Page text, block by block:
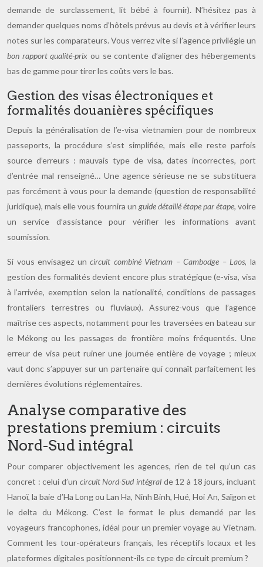
demande de surclassement, lit bébé à fournir). N’hésitez pas à
demander quelques noms d’hôtels prévus au devis et à vérifier leurs
notes sur les comparateurs. Vous verrez vite si l’agence privilégie un
bon rapport qualité-prix ou se contente d’aligner des hébergements
bas de gamme pour tirer les coûts vers le bas.
Gestion des visas électroniques et
formalités douanières spécifiques
Depuis la généralisation de l’e-visa vietnamien pour de nombreux
passeports, la procédure s’est simplifiée, mais elle reste parfois
source d’erreurs : mauvais type de visa, dates incorrectes, port
d’entrée mal renseigné… Une agence sérieuse ne se substituera
pas forcément à vous pour la demande (question de responsabilité
juridique), mais elle vous fournira un guide détaillé étape par étape, voire
un service d’assistance pour vérifier les informations avant
soumission.
Si vous envisagez uncircuit combiné Vietnam – Cambodge – Laos, la
gestion des formalités devient encore plus stratégique (e-visa, visa
à l’arrivée, exemption selon la nationalité, conditions de passages
frontaliers terrestres ou fluviaux). Assurez-vous que l’agence
maîtrise ces aspects, notamment pour les traversées en bateau sur
le Mékong ou les passages de frontière moins fréquentés. Une
erreur de visa peut ruiner une journée entière de voyage ; mieux
vaut donc s’appuyer sur un partenaire qui connaît parfaitement les
dernières évolutions réglementaires.
Analyse comparative des
prestations premium : circuits
Nord-Sud intégral
Pour comparer objectivement les agences, rien de tel qu’un cas
concret : celui d’un circuit Nord-Sud intégral de 12 à 18 jours, incluant
Hanoï, la baie d’Ha Long ou Lan Ha, Ninh Binh, Hué, Hoi An, Saïgon et
le delta du Mékong. C’est le format le plus demandé par les
voyageurs francophones, idéal pour un premier voyage au Vietnam.
Comment les tour-opérateurs français, les réceptifs locaux et les
plateformes digitales positionnent-ils ce type de circuit premium ?